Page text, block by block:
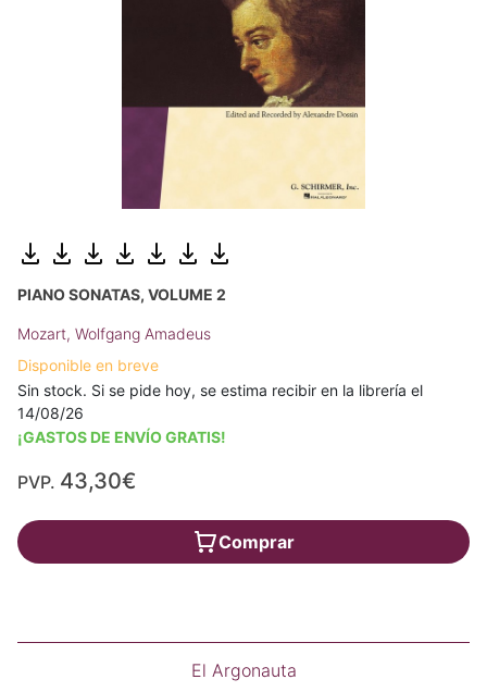
PIANO SONATAS, VOLUME 2
Mozart, Wolfgang Amadeus
Disponible en breve
Sin stock. Si se pide hoy, se estima recibir en la librería el
14/08/26
¡GASTOS DE ENVÍO GRATIS!
PVP. 43,30€
Comprar
El Argonauta